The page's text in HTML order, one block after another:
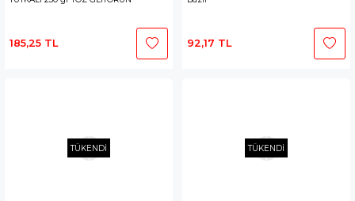
185,25 TL 92,17 TL
TÜKENDİ TÜKENDİ